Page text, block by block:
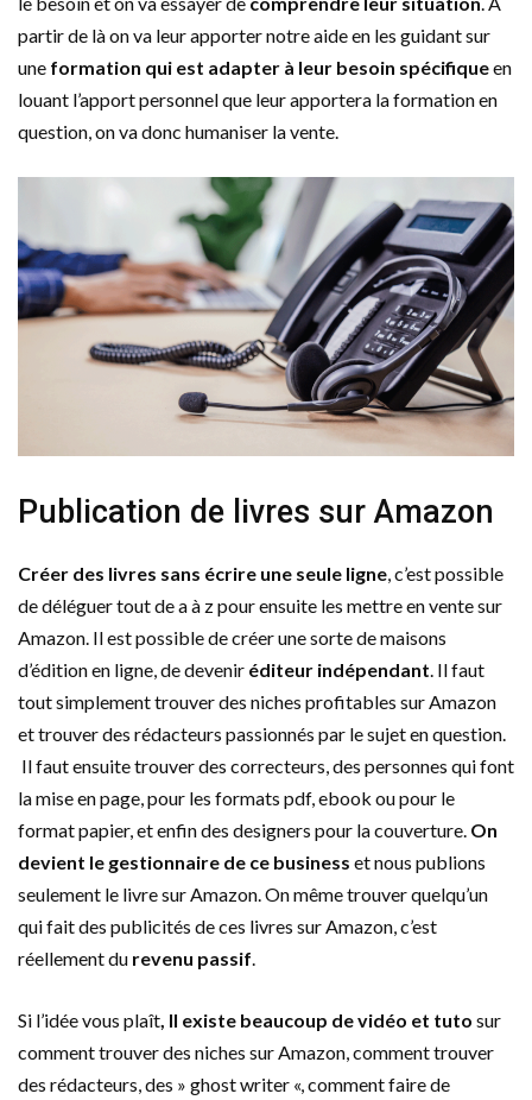
partir de là on va leur apporter notre aide en les guidant sur
une formation qui est adapter à leur besoin spécifiqueen
louant l’apport personnel que leur apportera la formation en
question, on va donc humaniser la vente.
Publication de livres sur Amazon
Créer des livres sans écrire une seule ligne, c’est possible
de déléguer tout de a à z pour ensuite les mettre en vente sur
Amazon. Il est possible de créer une sorte de maisons
d’édition en ligne, de devenir éditeur indépendant. Il faut
tout simplement trouver des niches profitables sur Amazon
et trouver des rédacteurs passionnés par le sujet en question.
Il faut ensuite trouver des correcteurs, des personnes qui font
la mise en page, pour les formats pdf, ebook ou pour le
format papier, et enfin des designers pour la couverture. On
devient le gestionnaire de ce business et nous publions
seulement le livre sur Amazon. On même trouver quelqu’un
qui fait des publicités de ces livres sur Amazon, c’est
réellement du revenu passif.
Si l’idée vous plaît, Il existe beaucoup de vidéo et tuto sur
comment trouver des niches sur Amazon, comment trouver
des rédacteurs, des » ghost writer «, comment faire de